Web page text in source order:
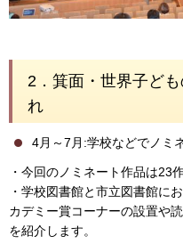
2．箕面・世界子ど
れ
4月～7月:学校などでノミ
・今回のノミネート作品は23
・学校図書館と市立図書館に
カデミー賞コーナーの設置や
を紹介します。